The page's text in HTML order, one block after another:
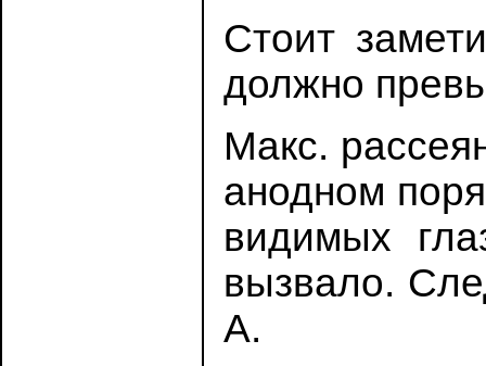
Стоит
должно
Макс.
анодном
видимых
вызвало.
А.